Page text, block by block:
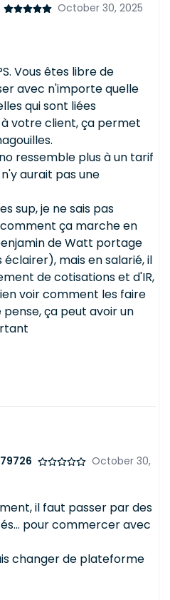
October 30, 2025
Vous êtes libre de
avec n'importe quelle
qui sont liées
votre client, ça permet
ressemble plus à un tarif
aurait pas une
sup, je ne sais pas
ça marche en
de Watt portage
mais en salarié, il
de cotisations et d'IR,
voir comment les faire
ça peut avoir un
October 30,
il faut passer par des
pour commercer avec
changer de plateforme